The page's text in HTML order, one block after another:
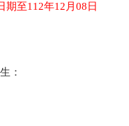
至112年12月08日
：